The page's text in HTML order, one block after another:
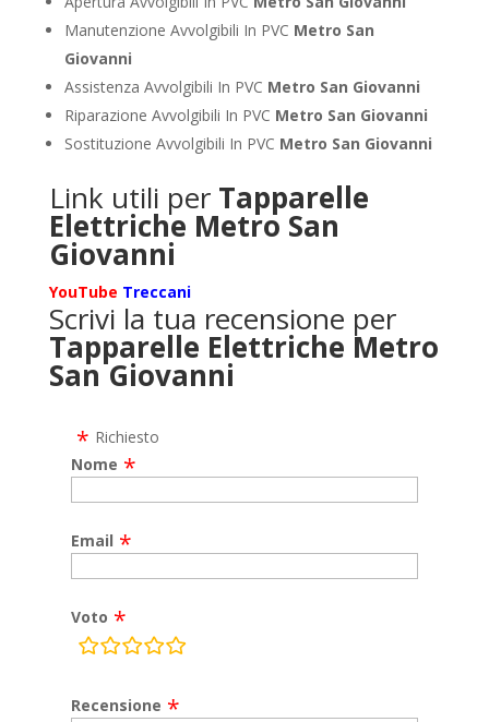
Manutenzione Avvolgibili In PVC Metro San
Giovanni
Assistenza Avvolgibili In PVC Metro San Giovanni
Riparazione Avvolgibili In PVC Metro San Giovanni
Sostituzione Avvolgibili In PVC Metro San Giovanni
Link utili per Tapparelle
Elettriche Metro San
Giovanni
YouTube Treccani
Scrivi la tua recensione per
Tapparelle Elettriche Metro
San Giovanni
Richiesto
Nome
Email
Voto
rating
Recensione